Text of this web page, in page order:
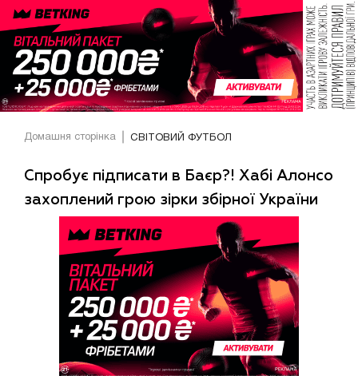
Домашня сторінка СВІТОВИЙ ФУТБОЛ
Спробує підписати в Баєр?! Хабі Алонсо
захоплений грою зірки збірної України